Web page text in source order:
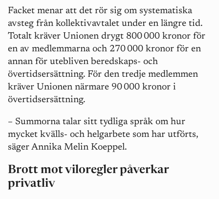
Facket menar att det rör sig om systematiska
avsteg från kollektivavtalet under en längre tid.
Totalt kräver Unionen drygt 800000 kronor för
en av medlemmarna och 270000 kronor för en
annan för utebliven beredskaps- och
övertidsersättning. För den tredje medlemmen
kräver Unionen närmare 90000 kronor i
övertidsersättning.
– Summorna talar sitt tydliga språk om hur
mycket kvälls- och helgarbete som har utförts,
säger Annika Melin Koeppel.
Brott mot viloregler påverkar
privatliv